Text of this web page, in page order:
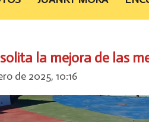
solita la mejora de las
de 2025, 10:16